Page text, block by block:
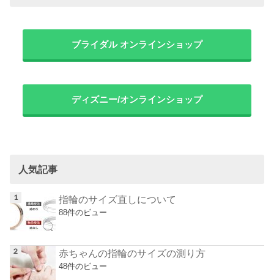
ブライダル オンラインショップ
ディズニー/オンラインショップ
人気記事
指輪のサイズ直しについて
88件のビュー
赤ちゃんの指輪のサイズの測り方
48件のビュー